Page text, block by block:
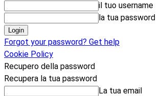
il tuo username
la tua password
Forgot your password? Get help
Cookie Policy
Recupero della password
Recupera la tua password
La tua email